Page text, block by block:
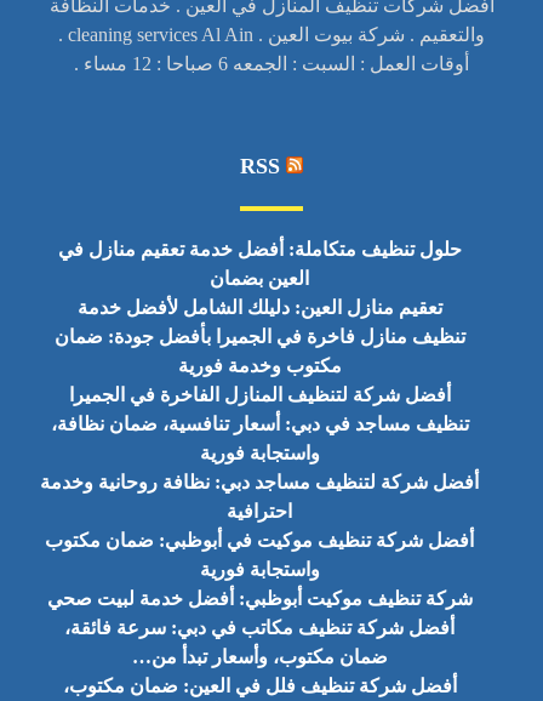
افضل شركات تنظيف المنازل في العين . خدمات النظافة
والتعقيم . شركة بيوت العين . cleaning services Al Ain .
أوقات العمل : السبت : الجمعه 6 صباحا : 12 مساء .
RSS
حلول تنظيف متكاملة: أفضل خدمة تعقيم منازل في
العين بضمان
تعقيم منازل العين: دليلك الشامل لأفضل خدمة
تنظيف منازل فاخرة في الجميرا بأفضل جودة: ضمان
مكتوب وخدمة فورية
أفضل شركة لتنظيف المنازل الفاخرة في الجميرا
تنظيف مساجد في دبي: أسعار تنافسية، ضمان نظافة،
واستجابة فورية
أفضل شركة لتنظيف مساجد دبي: نظافة روحانية وخدمة
احترافية
أفضل شركة تنظيف موكيت في أبوظبي: ضمان مكتوب
واستجابة فورية
شركة تنظيف موكيت أبوظبي: أفضل خدمة لبيت صحي
أفضل شركة تنظيف مكاتب في دبي: سرعة فائقة،
ضمان مكتوب، وأسعار تبدأ من…
أفضل شركة تنظيف فلل في العين: ضمان مكتوب،